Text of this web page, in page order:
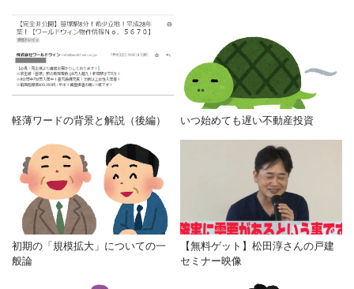
軽薄ワードの背景と解説（後編） いつ始めても遅い不動産投資
初期の「規模拡大」についての一
般論
【無料ゲット】松田淳さんの戸建
セミナー映像